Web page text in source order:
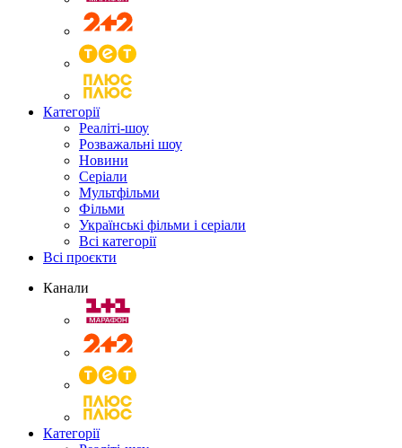
Категорії
Реаліті-шоу
Розважальні шоу
Новини
Серіали
Мультфільми
Фільми
Українські фільми і серіали
Всі категорії
Всі проєкти
Канали
Категорії